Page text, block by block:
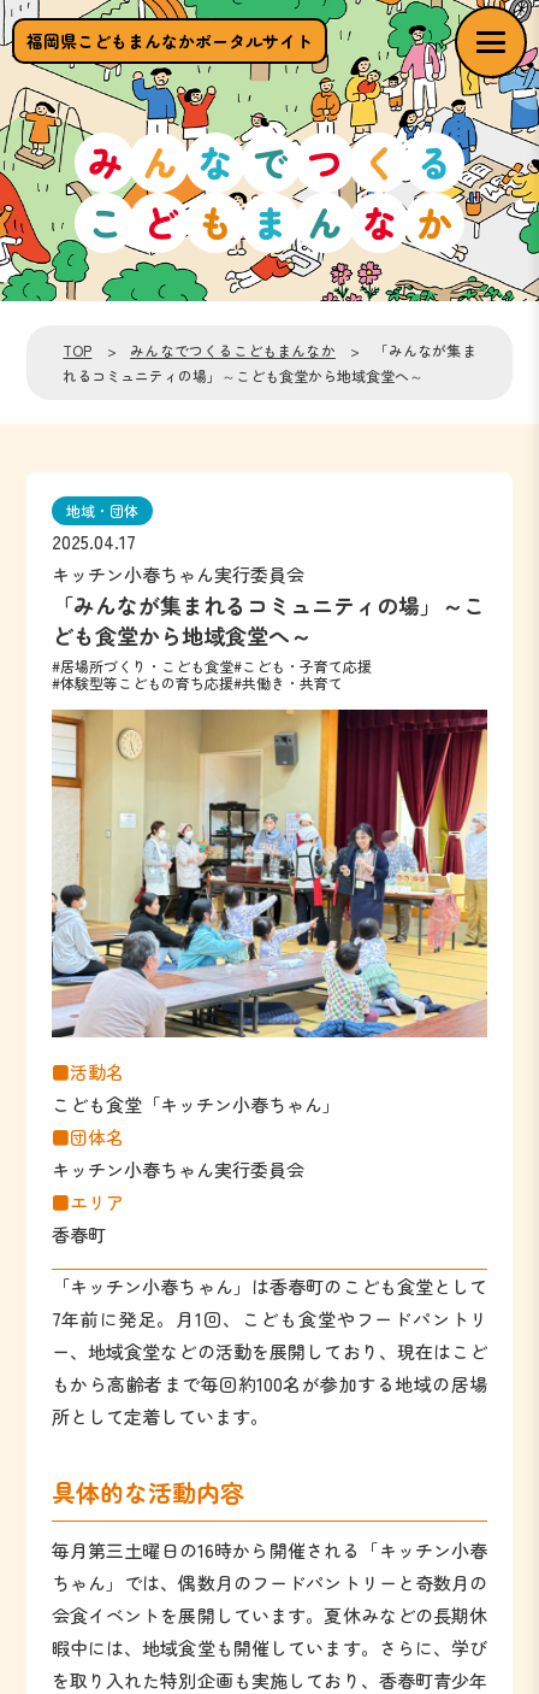
福岡県こどもまんなかポータルサイト
TOP > みんなでつくるこどもまんなか > 「みんなが集ま
れるコミュニティの場」～こども食堂から地域食堂へ～
地域・団体
2025.04.17
キッチン小春ちゃん実行委員会
「みんなが集まれるコミュニティの場」～こ
ども食堂から地域食堂へ～
#居場所づくり・こども食堂#こども・子育て応援
#体験型等こどもの育ち応援#共働き・共育て
■活動名
こども食堂「キッチン小春ちゃん」
■団体名
キッチン小春ちゃん実行委員会
■エリア
香春町
「キッチン小春ちゃん」は香春町のこども食堂として
7年前に発足。月1回、こども食堂やフードパントリ
ー、地域食堂などの活動を展開しており、現在はこど
もから高齢者まで毎回約100名が参加する地域の居場
所として定着しています。
具体的な活動内容
毎月第三土曜日の16時から開催される「キッチン小春
ちゃん」では、偶数月のフードパントリーと奇数月の
会食イベントを展開しています。夏休みなどの長期休
暇中には、地域食堂も開催しています。さらに、学び
を取り入れた特別企画も実施しており、香春町青少年